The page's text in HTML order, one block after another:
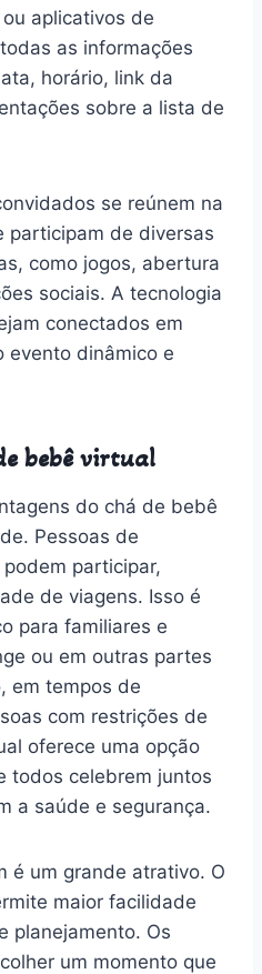
aplicativos de
as informações
horário, link da
sobre a lista de
se reúnem na
participam de diversas
como jogos, abertura
sociais. A tecnologia
conectados em
evento dinâmico e
bebê virtual
do chá de bebê
Pessoas de
participar,
de viagens. Isso é
para familiares e
ou em outras partes
em tempos de
com restrições de
oferece uma opção
todos celebrem juntos
a saúde e segurança.
é um grande atrativo. O
maior facilidade
planejamento. Os
um momento que